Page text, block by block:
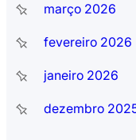
março 2026
fevereiro 2026
janeiro 2026
dezembro